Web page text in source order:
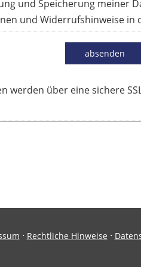
und Speicherung meiner
und Widerrufshinweise in
absenden
werden über eine sichere
· Rechtliche Hinweise ·